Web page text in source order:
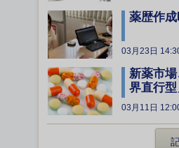
薬歴作
03月23日
新薬市
界直行
03月11日